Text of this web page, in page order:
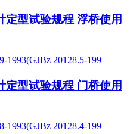
定型试验规程 浮桥使用
1993(GJBz 20128.5-199
定型试验规程 门桥使用
1993(GJBz 20128.4-199